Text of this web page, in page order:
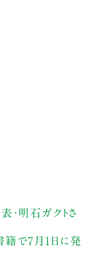
・明石ガクトさ
籍で7月1日に発